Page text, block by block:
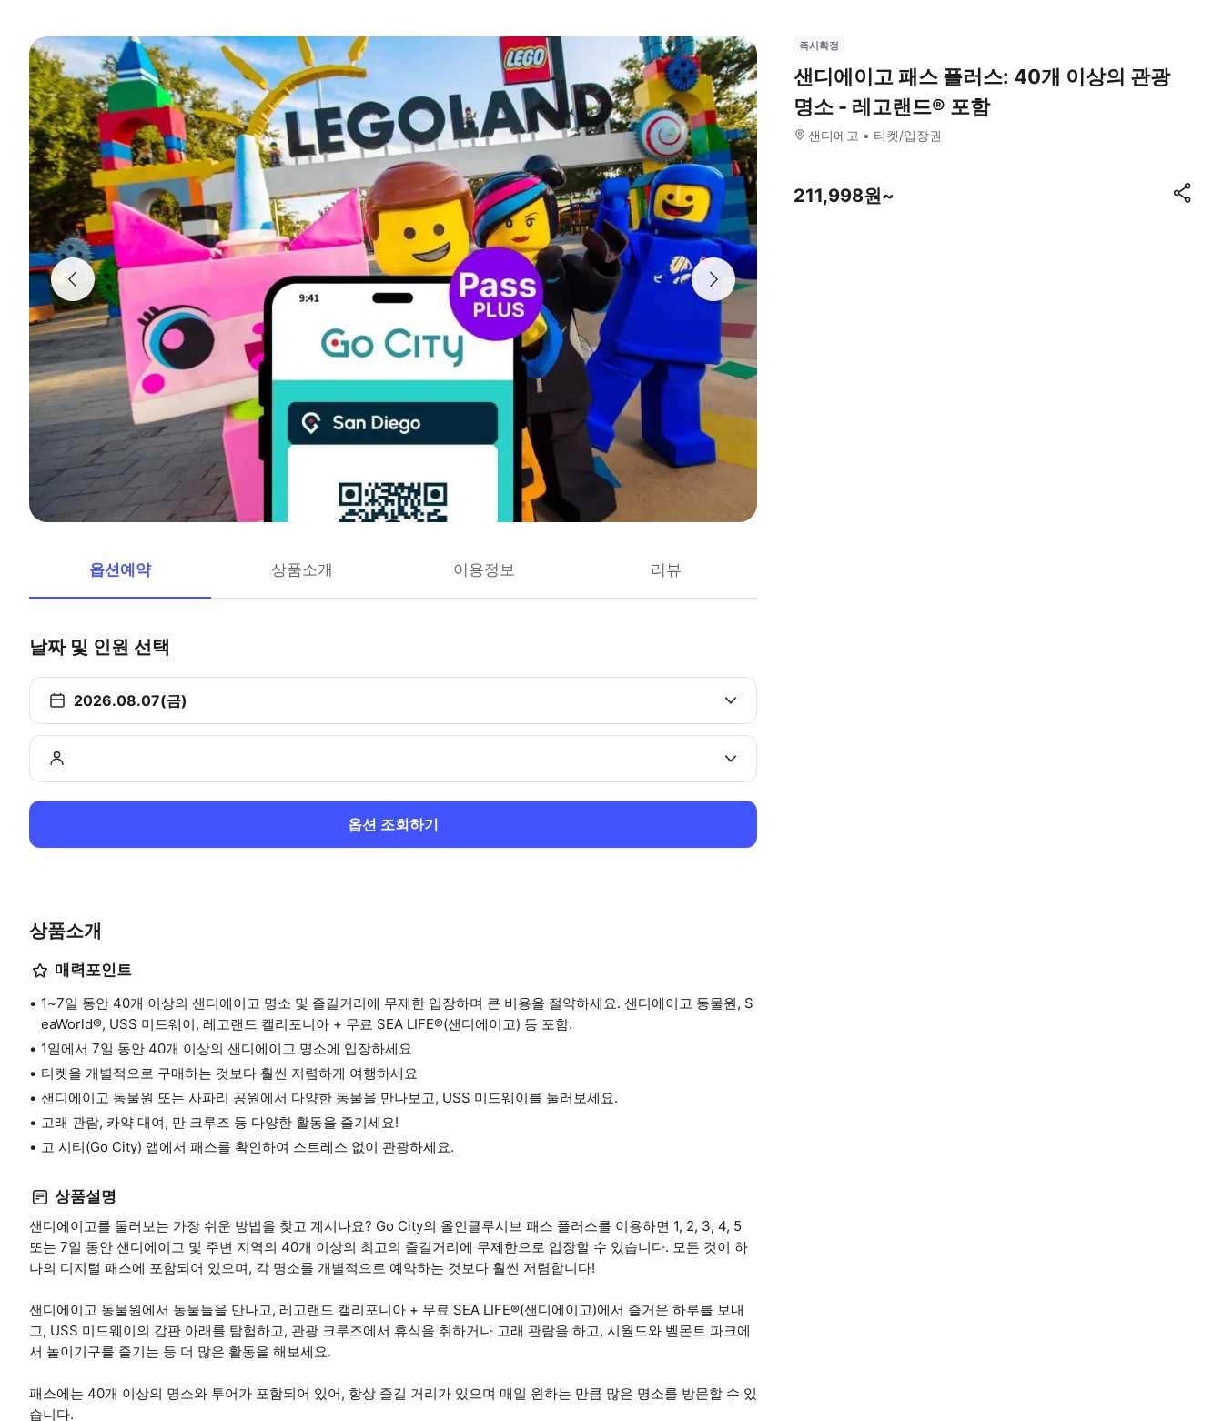
옵션예약 상품소개 이용정보 리뷰
날짜 및 인원 선택
2026.08.07(금)
옵션 조회하기
상품소개
매력포인트
1~7일 동안 40개 이상의 샌디에이고 명소 및 즐길거리에 무제한 입장하며 큰 비용을 절약하세요. 샌디에이고 동물원, S
eaWorld®, USS 미드웨이, 레고랜드 캘리포니아 + 무료 SEA LIFE®(샌디에이고) 등 포함.
1일에서 7일 동안 40개 이상의 샌디에이고 명소에 입장하세요
티켓을 개별적으로 구매하는 것보다 훨씬 저렴하게 여행하세요
샌디에이고 동물원 또는 사파리 공원에서 다양한 동물을 만나보고, USS 미드웨이를 둘러보세요.
고래 관람, 카약 대여, 만 크루즈 등 다양한 활동을 즐기세요!
고 시티(Go City) 앱에서 패스를 확인하여 스트레스 없이 관광하세요.
상품설명
샌디에이고를 둘러보는 가장 쉬운 방법을 찾고 계시나요? Go City의 올인클루시브 패스 플러스를 이용하면 1, 2, 3, 4, 5
또는 7일 동안 샌디에이고 및 주변 지역의 40개 이상의 최고의 즐길거리에 무제한으로 입장할 수 있습니다. 모든 것이 하
나의 디지털 패스에 포함되어 있으며, 각 명소를 개별적으로 예약하는 것보다 훨씬 저렴합니다!
샌디에이고 동물원에서 동물들을 만나고, 레고랜드 캘리포니아 + 무료 SEA LIFE®(샌디에이고)에서 즐거운 하루를 보내
고, USS 미드웨이의 갑판 아래를 탐험하고, 관광 크루즈에서 휴식을 취하거나 고래 관람을 하고, 시월드와 벨몬트 파크에
서 놀이기구를 즐기는 등 더 많은 활동을 해보세요.
패스에는 40개 이상의 명소와 투어가 포함되어 있어, 항상 즐길 거리가 있으며 매일 원하는 만큼 많은 명소를 방문할 수 있
습니다.
즉시확정
샌디에이고 패스 플러스: 40개 이상의 관광
명소 - 레고랜드® 포함
샌디에고 티켓/입장권
211,998원~